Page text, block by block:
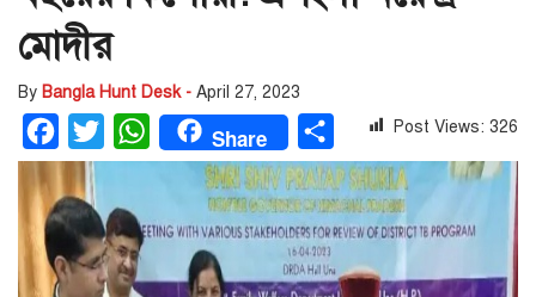
মোদীর
By Bangla Hunt Desk - April 27, 2023
Facebook
Twitter WhatsAppShare Share Post Views: 326